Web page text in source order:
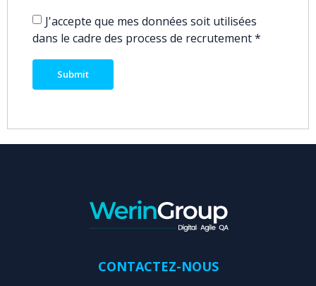
J'accepte que mes données soit utilisées
dans le cadre des process de recrutement*
CONTACTEZ-NOUS